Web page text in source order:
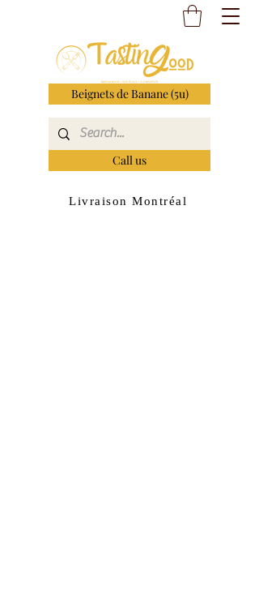
Beignets de Banane (5u)
Call us
Livraison Montréal